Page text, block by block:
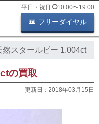
平日・祝日 10:00〜19:00
フリーダイヤル
然スタールビー 1.004ct
の買取
更新日： 2018年03月15日